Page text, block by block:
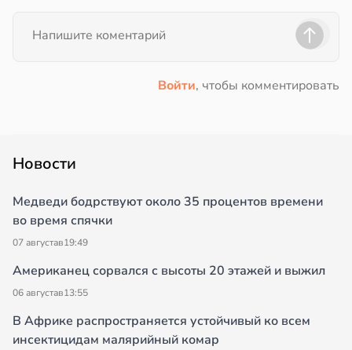
Войти, чтобы комментировать
Новости
Медведи бодрствуют около 35 процентов времени
во время спячки
07 августав19:49
Американец сорвался с высоты 20 этажей и выжил
06 августав13:55
В Африке распространяется устойчивый ко всем
инсектицидам малярийный комар